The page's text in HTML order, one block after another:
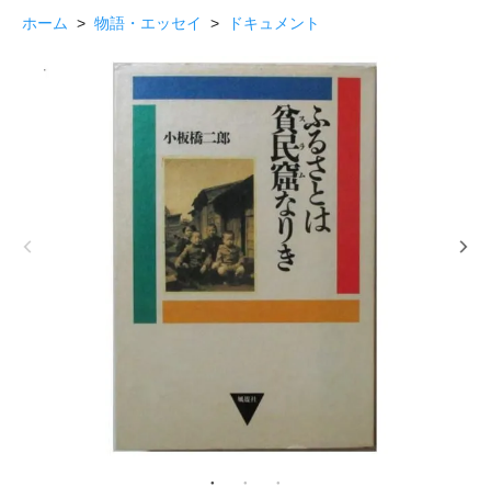
ホーム > 物語・エッセイ > ドキュメント